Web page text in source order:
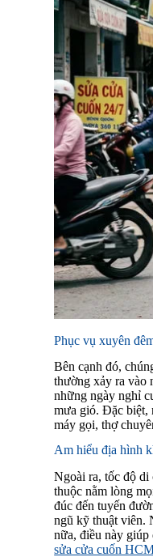
Phục vụ xuyên
Bên cạnh đó,
thường xảy ra vào
những ngày nghỉ
mưa gió. Đặc biệt,
máy gọi, thợ
Am hiểu địa hình
Ngoài ra, tốc độ di
thuộc nằm lòng
đúc đến tuyến
ngũ kỹ thuật viên.
nữa, điều này giúp
sửa cửa cuốn